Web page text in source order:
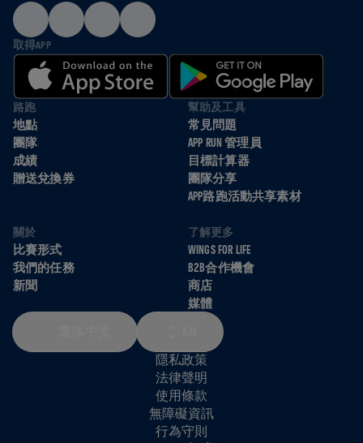
取得APP
路跑
地點
團隊
成績
贈送兌換券
幫助及工具
常見問題
APP RUN 管理員
目標計算器
團隊分享
APP路跑活動共享素材
關於
比賽形式
我們的任務
新聞
了解更多
WINGS FOR LIFE
B2B合作機會
商店
媒體
隱私政策
法律聲明
使用條款
無障礙資訊
行為守則